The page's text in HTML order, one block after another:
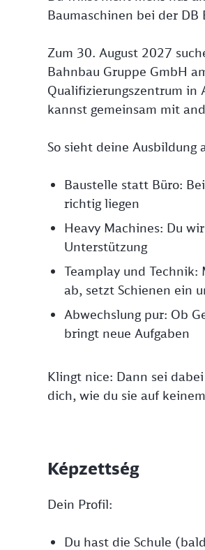
Baumaschinen bei der DB
Zum 30. August 2027
Bahnbau Gruppe GmbH
Qualifizierungszentrum in
kannst gemeinsam mit
So sieht deine Ausbildung
Baustelle statt Büro:
richtig liegen
Heavy Machines: Du
Unterstützung
Teamplay und Technik:
ab, setzt Schienen ein
Abwechslung pur: Ob
bringt neue Aufgaben
Klingt nice: Dann sei
dich, wie du sie auf
Képzettség
Dein Profil:
Du hast die Schule